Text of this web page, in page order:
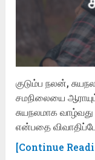
குடும்ப நலன்,
சமநிலையை
சுயநலமாக
என்பதை
[Continue